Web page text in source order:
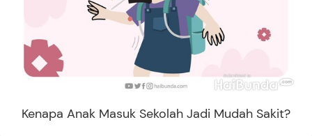
Kenapa Anak Masuk Sekolah Jadi Mudah Sakit?